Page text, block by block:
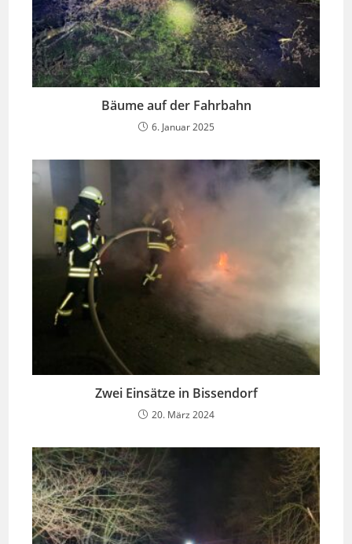
Bäume auf der Fahrbahn
6. Januar 2025
Zwei Einsätze in Bissendorf
20. März 2024